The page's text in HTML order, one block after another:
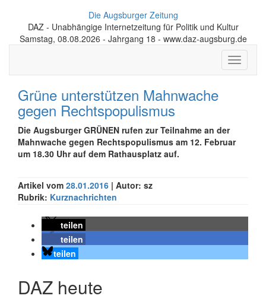
Die Augsburger Zeitung
DAZ - Unabhängige Internetzeitung für Politik und Kultur
Samstag, 08.08.2026 - Jahrgang 18 - www.daz-augsburg.de
Toggle
Grüne unterstützen Mahnwache
gegen Rechtspopulismus
Die Augsburger GRÜNEN rufen zur Teilnahme an der
Mahnwache gegen Rechtspopulismus am 12. Februar
um 18.30 Uhr auf dem Rathausplatz auf.
Artikel vom 28.01.2016 | Autor: sz
Rubrik: Kurznachrichten
teilen
teilen
teilen
DAZ heute